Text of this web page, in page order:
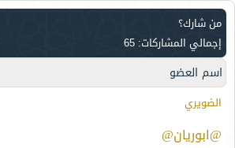
من شارك؟
إجمالي المشاركات: 65
اسم العضو
الضويري
@ابوريان@